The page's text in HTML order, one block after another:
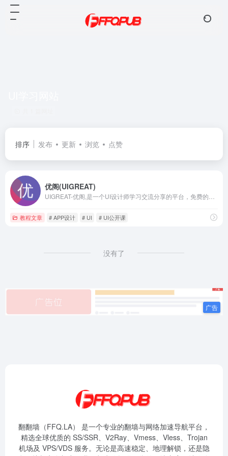
排序 发布 更新 浏览 点赞
优阁(UIGREAT)
教程文章 # APP设计 # UI # UI公开课
没有了
翻翻墙（FFQ.LA） 是一个专业的翻墙与网络加速导航平台，
精选全球优质的 SS/SSR、V2Ray、Vmess、Vless、Trojan
机场及 VPS/VDS 服务。无论是高速稳定、地理解锁，还是隐